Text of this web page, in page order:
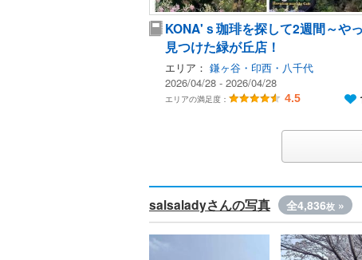
KONA'ｓ珈琲を探して2週間～や
見つけた緑が丘店！
エリア： 鎌ヶ谷・印西・八千代
2026/04/28 - 2026/04/28
エリアの満足度： 4.5
salsaladyさんの写真 全4,836枚 »